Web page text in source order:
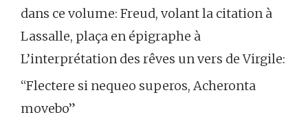
dans ce volume: Freud, volant la citation à
Lassalle, plaça en épigraphe à
L’interprétation des rêves un vers de Virgile:
“Flectere si nequeo superos, Acheronta
movebo”